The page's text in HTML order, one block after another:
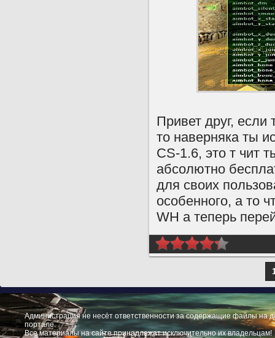
Привет друг,
то наверняка ты
CS-1.6, это т чит
абсолютно
для своих
особенного, а то
WH а теперь
Администрация не несёт ответственности за содержащие файлы на
портале.
Все материалы на сайте принадлежат исключительно их владельцам!